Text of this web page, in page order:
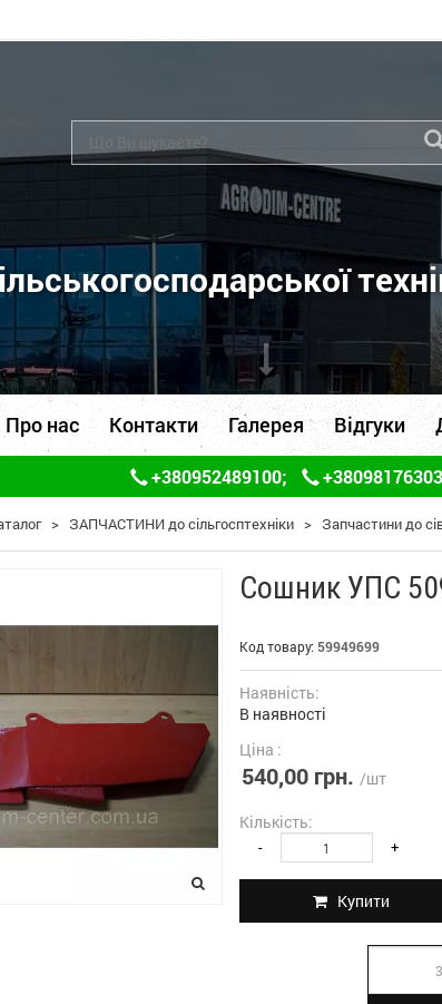
Про нас Контакти Галерея Відгуки
+380952489100;
> ЗАПЧАСТИНИ до сільгосптехніки > Запчастини до
Сошник УПС
Код товару: 59949699
Наявність:
В наявності
Ціна :
540,00 грн. /шт
Кількість:
- +
Купити